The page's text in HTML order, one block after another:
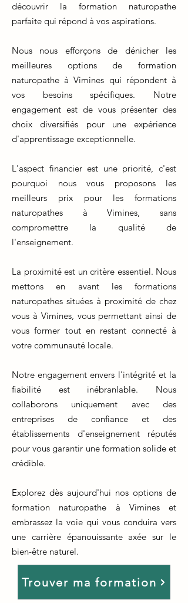
découvrir la formation naturopathe
parfaite qui répond à vos aspirations.
Nous nous efforçons de dénicher les
meilleures options de formation
naturopathe à Vimines qui répondent à
vos besoins spécifiques. Notre
engagement est de vous présenter des
choix diversifiés pour une expérience
d'apprentissage exceptionnelle.
L'aspect financier est une priorité, c'est
pourquoi nous vous proposons les
meilleurs prix pour les formations
naturopathes à Vimines, sans
compromettre la qualité de
l'enseignement.
La proximité est un critère essentiel. Nous
mettons en avant les formations
naturopathes situées à proximité de chez
vous à Vimines, vous permettant ainsi de
vous former tout en restant connecté à
votre communauté locale.
Notre engagement envers l'intégrité et la
fiabilité est inébranlable. Nous
collaborons uniquement avec des
entreprises de confiance et des
établissements d'enseignement réputés
pour vous garantir une formation solide et
crédible.
Explorez dès aujourd'hui nos options de
formation naturopathe à Vimines et
embrassez la voie qui vous conduira vers
une carrière épanouissante axée sur le
bien-être naturel.
Trouver ma formation